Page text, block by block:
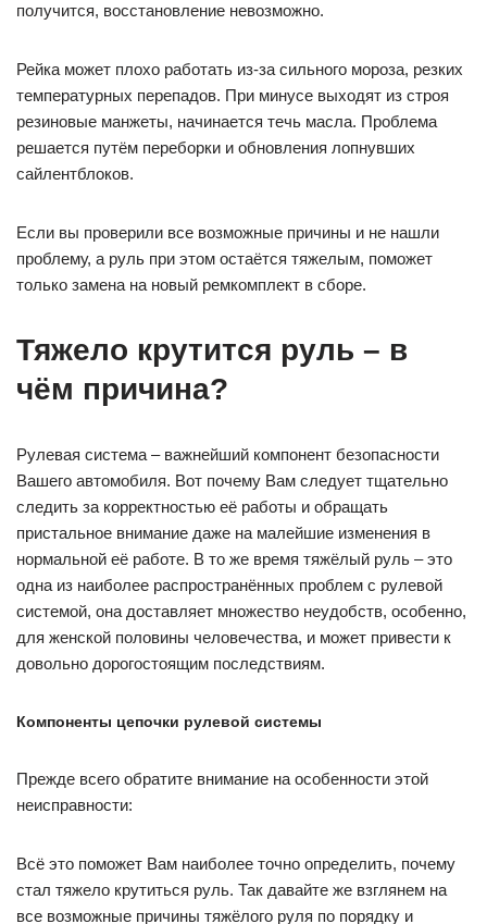
получится, восстановление невозможно.
Рейка может плохо работать из-за сильного мороза, резких
температурных перепадов. При минусе выходят из строя
резиновые манжеты, начинается течь масла. Проблема
решается путём переборки и обновления лопнувших
сайлентблоков.
Если вы проверили все возможные причины и не нашли
проблему, а руль при этом остаётся тяжелым, поможет
только замена на новый ремкомплект в сборе.
Тяжело крутится руль – в
чём причина?
Рулевая система – важнейший компонент безопасности
Вашего автомобиля. Вот почему Вам следует тщательно
следить за корректностью её работы и обращать
пристальное внимание даже на малейшие изменения в
нормальной её работе. В то же время тяжёлый руль – это
одна из наиболее распространённых проблем с рулевой
системой, она доставляет множество неудобств, особенно,
для женской половины человечества, и может привести к
довольно дорогостоящим последствиям.
Компоненты цепочки рулевой системы
Прежде всего обратите внимание на особенности этой
неисправности:
Всё это поможет Вам наиболее точно определить, почему
стал тяжело крутиться руль. Так давайте же взглянем на
все возможные причины тяжёлого руля по порядку и